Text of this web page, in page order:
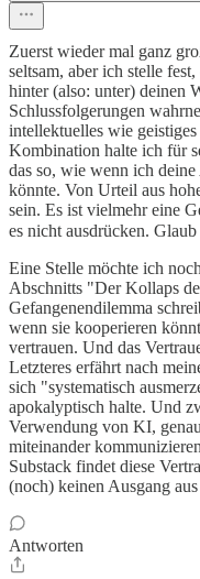
Zuerst wieder mal ganz
seltsam, aber ich stelle
hinter (also: unter) deinen
Schlussfolgerungen
intellektuelles wie
Kombination halte ich für
das so, wie wenn ich
könnte. Von Urteil aus
sein. Es ist vielmehr eine
es nicht ausdrücken.
Eine Stelle möchte ich
Abschnitts "Der Kollaps
Gefangenendilemma
wenn sie kooperieren
vertrauen. Und das
Letzteres erfährt nach
sich "systematisch
apokalyptisch halte. Und
Verwendung von KI,
miteinander
Substack findet diese
(noch) keinen Ausgang
Antworten